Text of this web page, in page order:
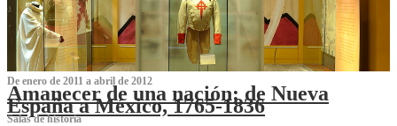
De enero de 2011 a abril de 2012
Amanecer de una nación: de Nueva
España a México, 1765-1836
Salas de historia